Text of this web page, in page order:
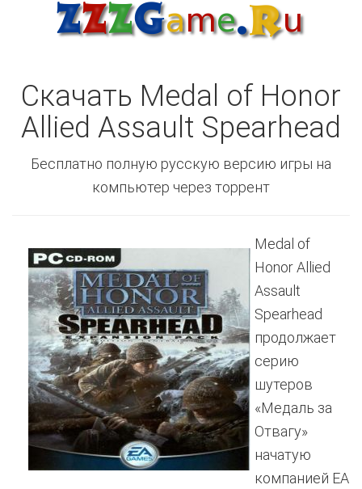
Скачать Medal of Honor
Allied Assault Spearhead
Бесплатно полную русскую версию игры на
компьютер через торрент
Medal of
Honor Allied
Assault
Spearhead
продолжает
серию
шутеров
«Медаль за
Отвагу»
начатую
компанией EA